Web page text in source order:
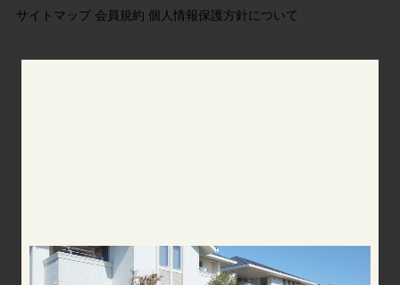
サイトマップ 会員規約 個人情報保護方針について